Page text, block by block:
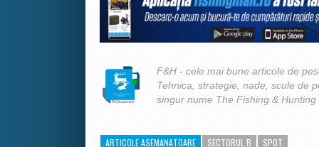
F&H - cele mai bune articole de
Tehnica, strategie, nade, scule de
singur nume The Fishing & Hunting
ARTICOLE ASEMANATOARE SECTORUL B SPOT